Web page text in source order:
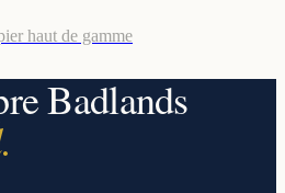
haut de gamme
Badlands